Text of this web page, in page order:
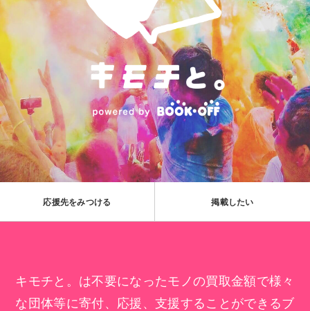
応援先をみつける 掲載したい
キモチと。は不要になったモノの買取金額で様々
な団体等に寄付、応援、支援することができるブ